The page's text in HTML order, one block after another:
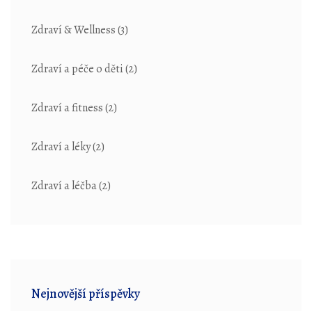
Zdraví & Wellness(3)
Zdraví a péče o děti(2)
Zdraví a fitness(2)
Zdraví a léky(2)
Zdraví a léčba(2)
Nejnovější příspěvky